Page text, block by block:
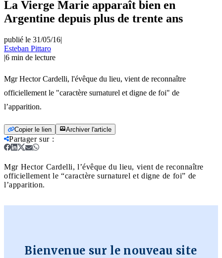
La Vierge Marie apparaît bien en
Argentine depuis plus de trente ans
publié le 31/05/16|
Esteban Pittaro
|6 min de lecture
Mgr Hector Cardelli, l'évêque du lieu, vient de reconnaître
officiellement le "caractère surnaturel et digne de foi" de
l’apparition.
Copier le lien Archiver l'article
Partager sur:
Mgr Hector Cardelli, l’évêque du lieu, vient de reconnaître
officiellement le “caractère surnaturel et digne de foi” de
l’apparition.
Bienvenue sur le nouveau site